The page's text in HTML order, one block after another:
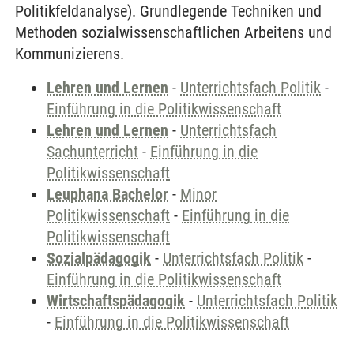
Politikfeldanalyse). Grundlegende Techniken und
Methoden sozialwissenschaftlichen Arbeitens und
Kommunizierens.
Lehren und Lernen - Unterrichtsfach Politik -
Einführung in die Politikwissenschaft
Lehren und Lernen - Unterrichtsfach
Sachunterricht - Einführung in die
Politikwissenschaft
Leuphana Bachelor - Minor
Politikwissenschaft - Einführung in die
Politikwissenschaft
Sozialpädagogik - Unterrichtsfach Politik -
Einführung in die Politikwissenschaft
Wirtschaftspädagogik - Unterrichtsfach Politik
- Einführung in die Politikwissenschaft